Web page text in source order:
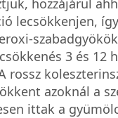
hozzájárul
lecsökkenjen,
3 és 12
rossz
azoknál a
ittak a